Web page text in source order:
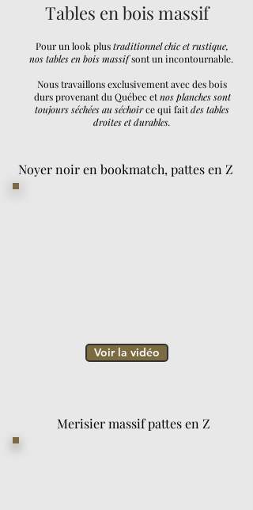
Tables en bois massif
Pour un look plustraditionnel chic et rustique,
nos tables en bois massifsont un incontournable.
Nous travaillons exclusivement avecdes bois
durs provenant du Québec etnos planches sont
toujours séchées au séchoirce qui faitdes tables
droites et durables.
Noyer noir en bookmatch, pattes en Z
Voir la vidéo
Merisier massif pattes en Z